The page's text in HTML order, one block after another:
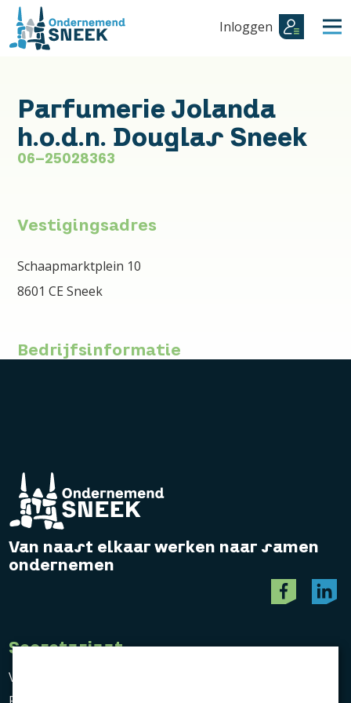
Inloggen
Parfumerie Jolanda
h.o.d.n. Douglas Sneek
06-25028363
Vestigingsadres
Schaapmarktplein 10
8601 CE Sneek
Bedrijfsinformatie
Van naast elkaar werken naar samen
ondernemen
Secretariaat
Vereniging Ondernemend Sneek